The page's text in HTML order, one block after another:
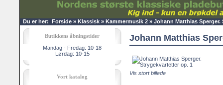
Du er her: Forside » Klassisk » Kammermusik 2 » Johann Matthias Sperger.
Butikkens åbningstider
Mandag - Fredag: 10-18
Lørdag: 10-15
Vort katalog
Johann Matthias
Vis stort billede